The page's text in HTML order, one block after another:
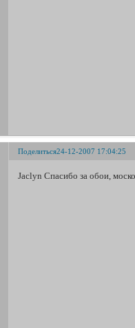
Поделиться24-12-2007 17:04:25
Jaclyn Спасибо за обои,